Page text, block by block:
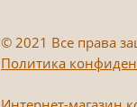
© 2021 Все права
Политика